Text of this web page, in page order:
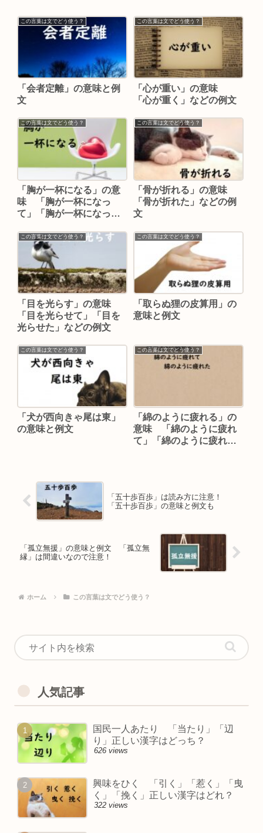
この言葉は文でどう使う？
「会者定離」の意味と例
文
この言葉は文でどう使う？
「心が重い」の意味
「心が重く」などの例文
この言葉は文でどう使う？
「胸が一杯になる」の意
味 「胸が一杯になっ
て」「胸が一杯になっ
この言葉は文でどう使う？
「骨が折れる」の意味
「骨が折れた」などの例
文
この言葉は文でどう使う？
「目を光らす」の意味
「目を光らせて」「目を
光らせた」などの例文
この言葉は文でどう使う？
「取らぬ狸の皮算用」の
意味と例文
この言葉は文でどう使う？
「犬が西向きゃ尾は東」
の意味と例文
この言葉は文でどう使う？
「綿のように疲れる」の
意味 「綿のように疲れ
て」「綿のように疲れ
「五十歩百歩」は読み方に注意！
「五十歩百歩」の意味と例文も
「孤立無援」の意味と例文 「孤立無
縁」は間違いなので注意！
ホーム この言葉は文でどう使う？
人気記事
国民一人あたり 「当たり」「辺
り」正しい漢字はどっち？
626 views
興味をひく 「引く」「惹く」「曳
く」「挽く」正しい漢字はどれ？
322 views